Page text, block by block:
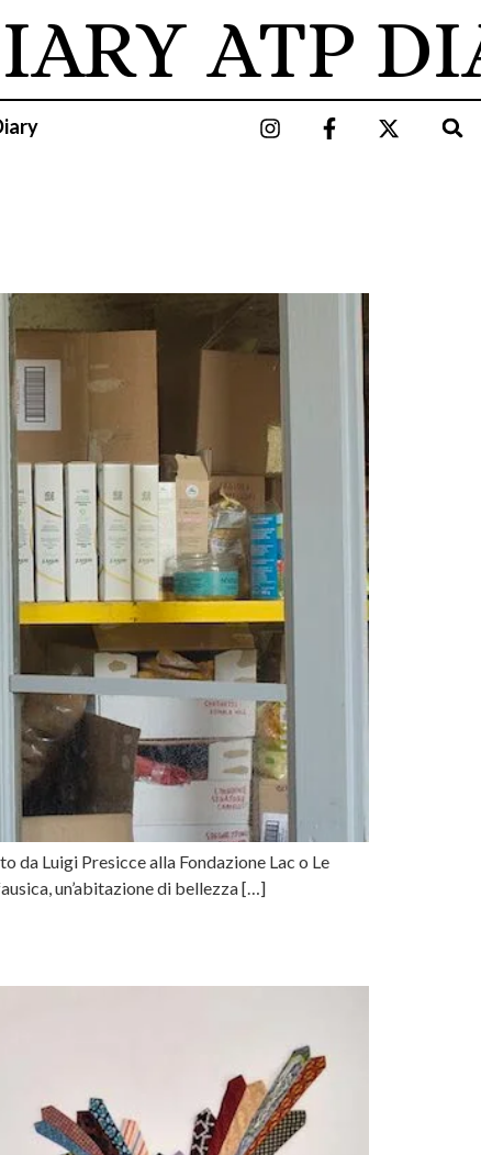
ATP
Luigi Presicce alla Fondazione Lac o Le
un’abitazione di bellezza […]